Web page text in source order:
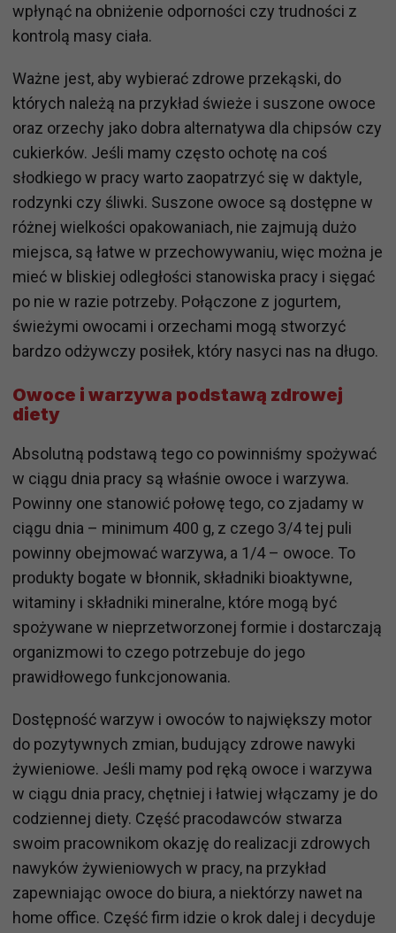
wpłynąć na obniżenie odporności czy trudności z
kontrolą masy ciała.
Ważne jest, aby wybierać zdrowe przekąski, do
których należą na przykład świeże i suszone owoce
oraz orzechy jako dobra alternatywa dla chipsów czy
cukierków. Jeśli mamy często ochotę na coś
słodkiego w pracy warto zaopatrzyć się w daktyle,
rodzynki czy śliwki. Suszone owoce są dostępne w
różnej wielkości opakowaniach, nie zajmują dużo
miejsca, są łatwe w przechowywaniu, więc można je
mieć w bliskiej odległości stanowiska pracy i sięgać
po nie w razie potrzeby. Połączone z jogurtem,
świeżymi owocami i orzechami mogą stworzyć
bardzo odżywczy posiłek, który nasyci nas na długo.
Owoce i warzywa podstawą zdrowej
diety
Absolutną podstawą tego co powinniśmy spożywać
w ciągu dnia pracy są właśnie owoce i warzywa.
Powinny one stanowić połowę tego, co zjadamy w
ciągu dnia – minimum 400 g, z czego 3/4 tej puli
powinny obejmować warzywa, a 1/4 – owoce. To
produkty bogate w błonnik, składniki bioaktywne,
witaminy i składniki mineralne, które mogą być
spożywane w nieprzetworzonej formie i dostarczają
organizmowi to czego potrzebuje do jego
prawidłowego funkcjonowania.
Dostępność warzyw i owoców to największy motor
do pozytywnych zmian, budujący zdrowe nawyki
żywieniowe. Jeśli mamy pod ręką owoce i warzywa
w ciągu dnia pracy, chętniej i łatwiej włączamy je do
codziennej diety. Część pracodawców stwarza
swoim pracownikom okazję do realizacji zdrowych
nawyków żywieniowych w pracy, na przykład
zapewniając owoce do biura, a niektórzy nawet na
home office. Część firm idzie o krok dalej i decyduje